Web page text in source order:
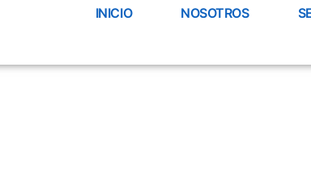
INICIO NOSOTROS
y